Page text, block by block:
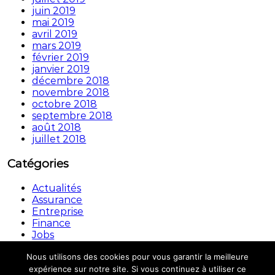
juin 2019
mai 2019
avril 2019
mars 2019
février 2019
janvier 2019
décembre 2018
novembre 2018
octobre 2018
septembre 2018
août 2018
juillet 2018
Catégories
Actualités
Assurance
Entreprise
Finance
Jobs
Copyright © © 2026.AutomouvAll rights reserved.
Nous utilisons des cookies pour vous garantir la meilleure
expérience sur notre site. Si vous continuez à utiliser ce